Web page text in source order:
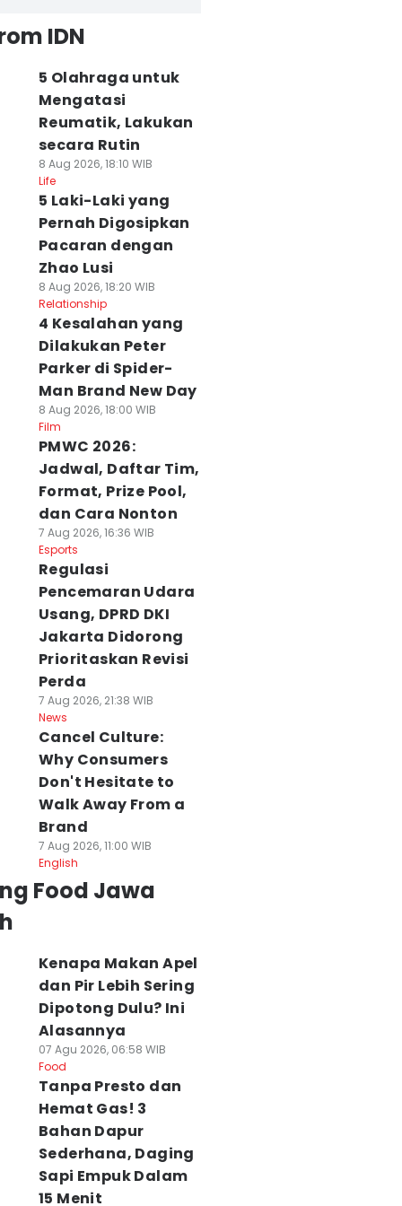
IDN
5 Olahraga untuk
Mengatasi
Reumatik, Lakukan
secara Rutin
8 Aug 2026, 18:10 WIB
Life
5 Laki-Laki yang
Pernah Digosipkan
Pacaran dengan
Zhao Lusi
8 Aug 2026, 18:20 WIB
Relationship
4 Kesalahan yang
Dilakukan Peter
Parker di Spider-
Man Brand New Day
8 Aug 2026, 18:00 WIB
Film
PMWC 2026:
Jadwal, Daftar Tim,
Format, Prize Pool,
dan Cara Nonton
7 Aug 2026, 16:36 WIB
Esports
Regulasi
Pencemaran Udara
Usang, DPRD DKI
Jakarta Didorong
Prioritaskan Revisi
Perda
7 Aug 2026, 21:38 WIB
News
Cancel Culture:
Why Consumers
Don't Hesitate to
Walk Away From a
Brand
7 Aug 2026, 11:00 WIB
English
Food Jawa
Kenapa Makan Apel
dan Pir Lebih Sering
Dipotong Dulu? Ini
Alasannya
07 Agu 2026, 06:58 WIB
Food
Tanpa Presto dan
Hemat Gas! 3
Bahan Dapur
Sederhana, Daging
Sapi Empuk Dalam
15 Menit